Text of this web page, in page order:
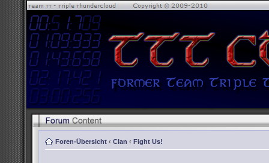
Foren-Übersicht ‹ Clan ‹ Fight Us!